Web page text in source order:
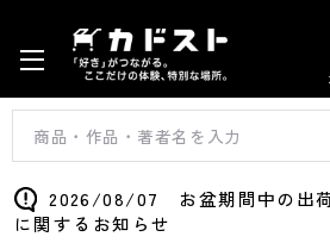
2026/08/07 お盆期間中の出
に関するお知らせ